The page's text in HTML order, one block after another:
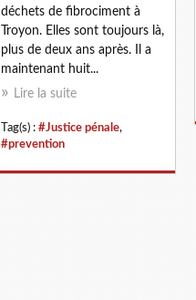
déchets de fibrociment à
Troyon. Elles sont toujours là,
plus de deux ans après. Il a
maintenant huit...
Lire la suite
Tag(s) : #Justice pénale,
#prevention